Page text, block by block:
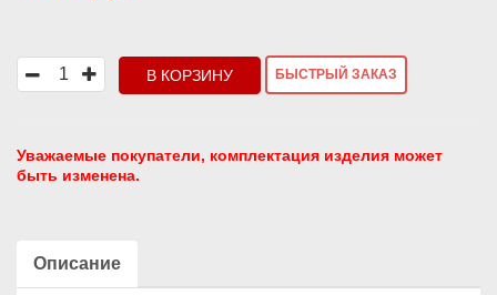
В КОРЗИНУ БЫСТРЫЙ ЗАКАЗ
Уважаемые покупатели, комплектация изделия может
быть изменена.
Описание